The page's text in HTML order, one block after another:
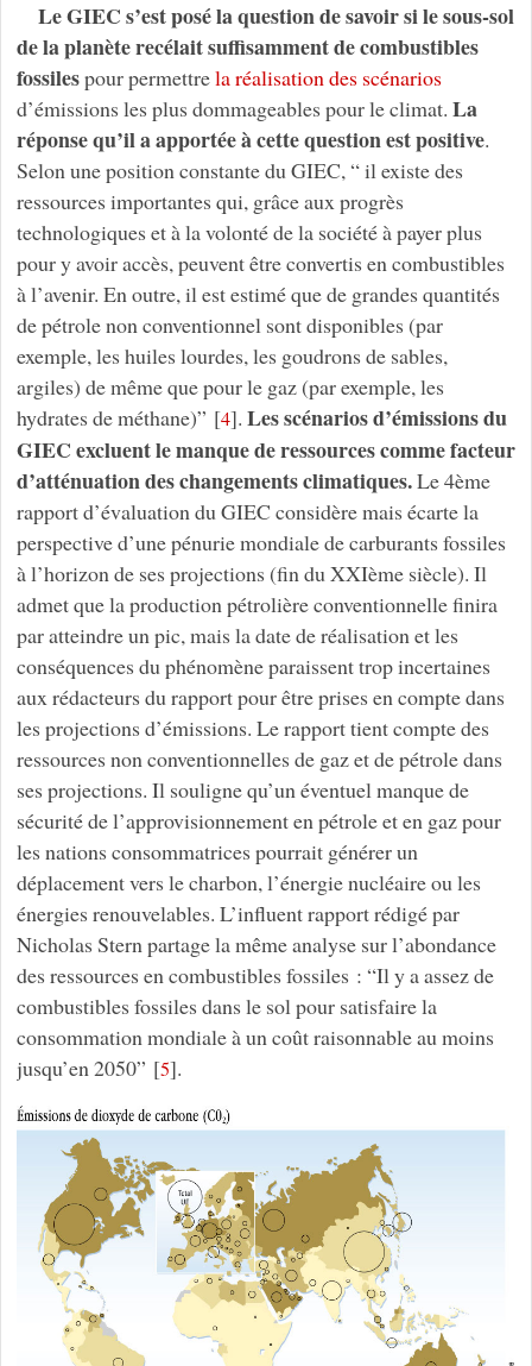
Le GIEC s’est posé la question de savoir si le sous-sol
de la planète recélait suffisamment de combustibles
fossilespour permettrela réalisation des scénarios
d’émissions les plus dommageables pour le climat. La
réponse qu’il a apportée à cette question est positive.
Selon une position constante du GIEC, “ il existe des
ressources importantes qui, grâce aux progrès
technologiques et à la volonté de la société à payer plus
pour y avoir accès, peuvent être convertis en combustibles
à l’avenir. En outre, il est estimé que de grandes quantités
de pétrole non conventionnel sont disponibles (par
exemple, les huiles lourdes, les goudrons de sables,
argiles) de même que pour le gaz (par exemple, les
hydrates de méthane)” [4]. Les scénarios d’émissions du
GIEC excluent le manque de ressources comme facteur
d’atténuation des changements climatiques.Le 4ème
rapport d’évaluation du GIEC considère mais écarte la
perspective d’une pénurie mondiale de carburants fossiles
à l’horizon de ses projections (fin du XXIème siècle). Il
admet que la production pétrolière conventionnelle finira
par atteindre un pic, mais la date de réalisation et les
conséquences du phénomène paraissent trop incertaines
aux rédacteurs du rapport pour être prises en compte dans
les projections d’émissions. Le rapport tient compte des
ressources non conventionnelles de gaz et de pétrole dans
ses projections. Il souligne qu’un éventuel manque de
sécurité de l’approvisionnement en pétrole et en gaz pour
les nations consommatrices pourrait générer un
déplacement vers le charbon, l’énergie nucléaire ou les
énergies renouvelables. L’influent rapport rédigé par
Nicholas Stern partage la même analyse sur l’abondance
des ressources en combustibles fossiles : “Il y a assez de
combustibles fossiles dans le sol pour satisfaire la
consommation mondiale à un coût raisonnable au moins
jusqu’en 2050” [5].